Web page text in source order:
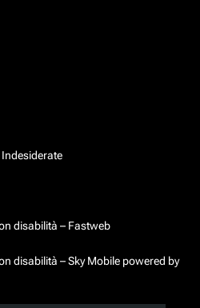
disabilità – Fastweb
disabilità – Sky Mobile powered by